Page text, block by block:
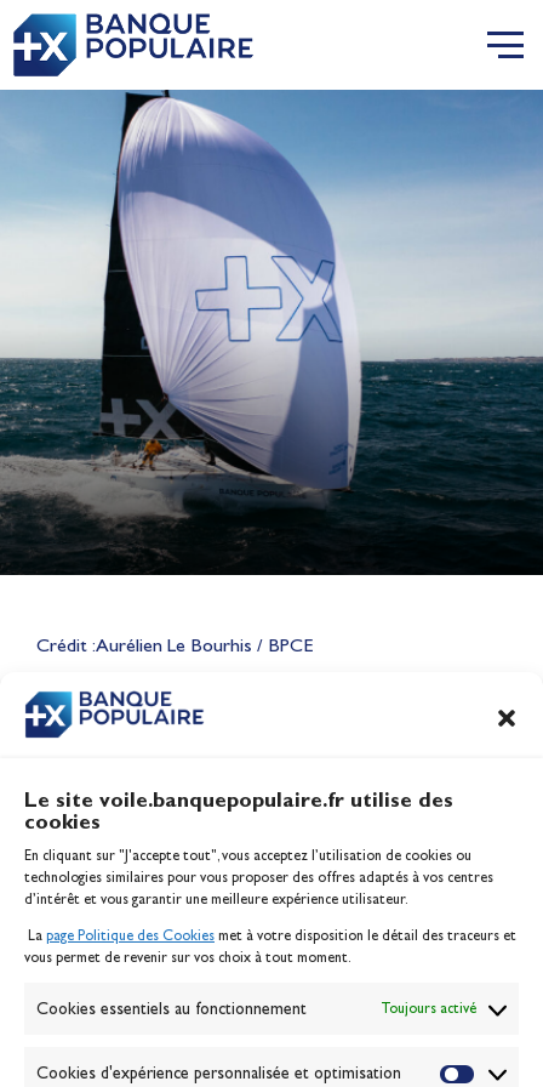
Le site voile.banquepopulaire.fr utilise des
cookies
En cliquant sur "J'accepte tout", vous acceptez l’utilisation de cookies ou
technologies similaires pour vous proposer des offres adaptés à vos centres
d’intérêt et vous garantir une meilleure expérience utilisateur.
La page Politique des Cookies met à votre disposition le détail des traceurs et
vous permet de revenir sur vos choix à tout moment.
Cookies essentiels au fonctionnement Toujours activé
Cookies d'expérience personnalisée et optimisation
Crédit : Aurélien Le Bourhis / BPCE
CONTENU
Lauriane Nolot en or à Long
Jeux Olympiques 2028
Inscription serveur média
Contact
Politique des cookies
Banque de la voile
Passion Voile TV